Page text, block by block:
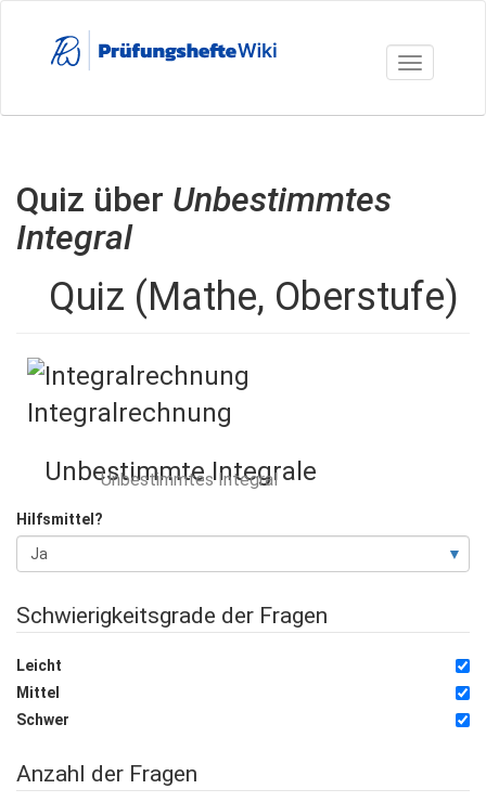
Toggle
Quiz über Unbestimmtes
Integral
Quiz (Mathe, Oberstufe)
Integralrechnung
Unbestimmte Integrale
Unbestimmtes Integral
Hilfsmittel?
Schwierigkeitsgrade der Fragen
Leicht
Mittel
Schwer
Anzahl der Fragen